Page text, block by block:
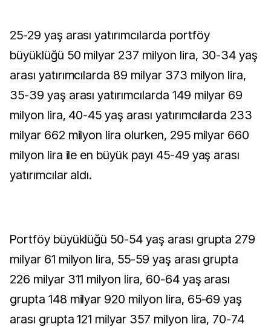
25-29 yaş arası yatırımcılarda portföy
büyüklüğü 50 milyar 237 milyon lira, 30-34 yaş
arası yatırımcılarda 89 milyar 373 milyon lira,
35-39 yaş arası yatırımcılarda 149 milyar 69
milyon lira, 40-45 yaş arası yatırımcılarda 233
milyar 662 milyon lira olurken, 295 milyar 660
milyon lira ile en büyük payı 45-49 yaş arası
yatırımcılar aldı.
Portföy büyüklüğü 50-54 yaş arası grupta 279
milyar 61 milyon lira, 55-59 yaş arası grupta
226 milyar 311 milyon lira, 60-64 yaş arası
grupta 148 milyar 920 milyon lira, 65-69 yaş
arası grupta 121 milyar 357 milyon lira, 70-74